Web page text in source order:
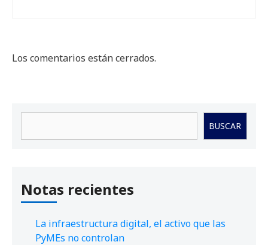
Los comentarios están cerrados.
BUSCAR
Notas recientes
La infraestructura digital, el activo que las
PyMEs no controlan